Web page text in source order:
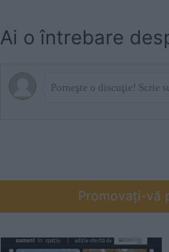
Ai o întrebare
Promovați-vă